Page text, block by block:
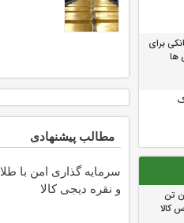
برای
ها
میلیون تن
کالا
مطالب پیشنهادی
سرمایه گذاری امن با طلا
و نقره دیجی کالا